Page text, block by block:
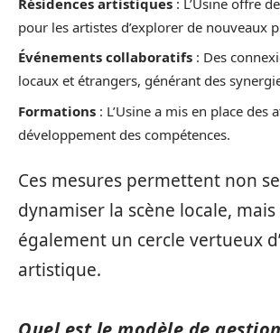
pour les artistes d’explorer de nouveaux
Événements collaboratifs : Des
locaux et étrangers, générant des
Formations : L’Usine a mis en place des
développement des compétences.
Ces mesures permettent non
dynamiser la scène locale,
également un cercle vertueux
artistique.